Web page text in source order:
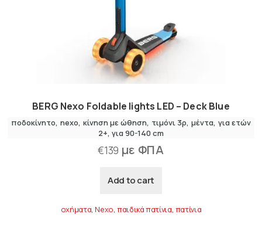
BERG Nexo Foldable lights LED – Deck Blue
ποδοκίνητο nexo κίνηση με ώθηση τιμόνι 3ρ μέντα για ετών
2+ για 90-140 cm
€139 με ΦΠΑ
Add to cart
οχήματα, Nexo,παιδικά πατίνια, πατίνια